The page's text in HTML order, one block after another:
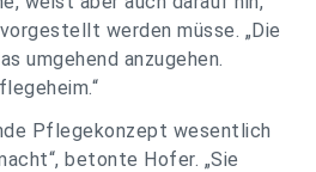
werden müsse. „Die
umgehend anzugehen.
Pflegekonzept wesentlich
betonte Hofer. „Sie